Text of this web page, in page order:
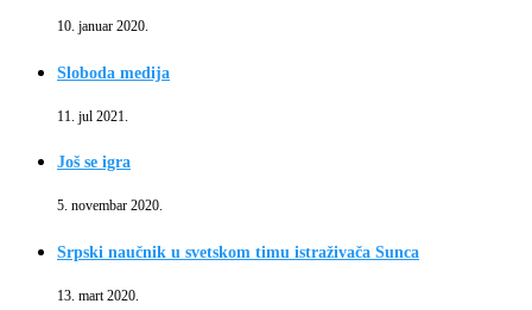
10. januar 2020.
Sloboda medija
11. jul 2021.
Još se igra
5. novembar 2020.
Srpski naučnik u svetskom timu istraživača Sunca
13. mart 2020.